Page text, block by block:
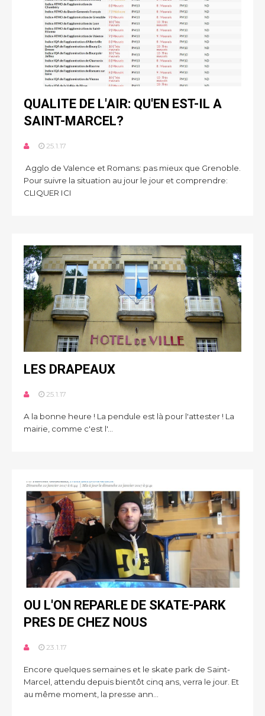
QUALITE DE L'AIR: QU'EN EST-IL A
SAINT-MARCEL?
25.1.17
Agglo de Valence et Romans: pas mieux que Grenoble.
Pour suivre la situation au jour le jour et comprendre:
CLIQUER ICI
LES DRAPEAUX
25.1.17
A la bonne heure ! La pendule est là pour l'attester ! La
mairie, comme c'est l'...
OU L'ON REPARLE DE SKATE-PARK
PRES DE CHEZ NOUS
23.1.17
Encore quelques semaines et le skate park de Saint-
Marcel, attendu depuis bientôt cinq ans, verra le jour. Et
au même moment, la presse ann...